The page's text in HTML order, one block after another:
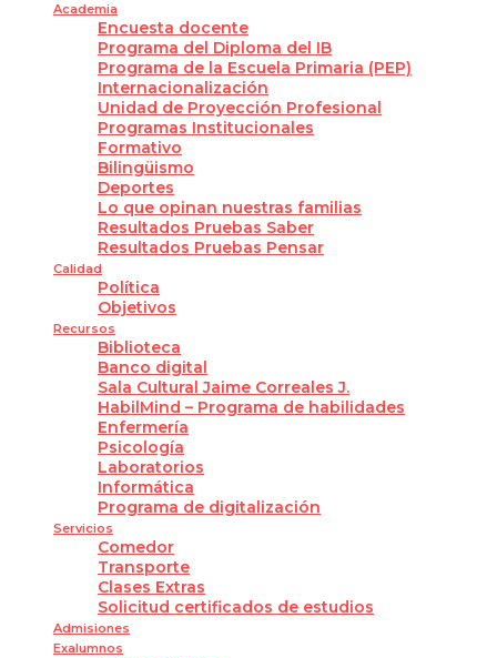
Academia
Encuesta docente
Programa del Diploma del IB
Programa de la Escuela Primaria (PEP)
Internacionalización
Unidad de Proyección Profesional
Programas Institucionales
Formativo
Bilingüismo
Deportes
Lo que opinan nuestras familias
Resultados Pruebas Saber
Resultados Pruebas Pensar
Calidad
Política
Objetivos
Recursos
Biblioteca
Banco digital
Sala Cultural Jaime Correales J.
HabilMind – Programa de habilidades
Enfermería
Psicología
Laboratorios
Informática
Programa de digitalización
Servicios
Comedor
Transporte
Clases Extras
Solicitud certificados de estudios
Admisiones
Exalumnos